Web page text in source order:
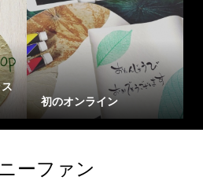
初のオンライン
ーファン